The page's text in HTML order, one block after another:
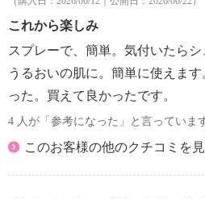
これから楽しみ
スプレーで、簡単。気付いたらシ
うるおいの肌に。簡単に使えま
った。買えて良かったです。
4 人が「参考になった」と言っていま
このお客様の他のクチコミを